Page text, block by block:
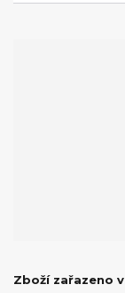
Zboží zařazeno